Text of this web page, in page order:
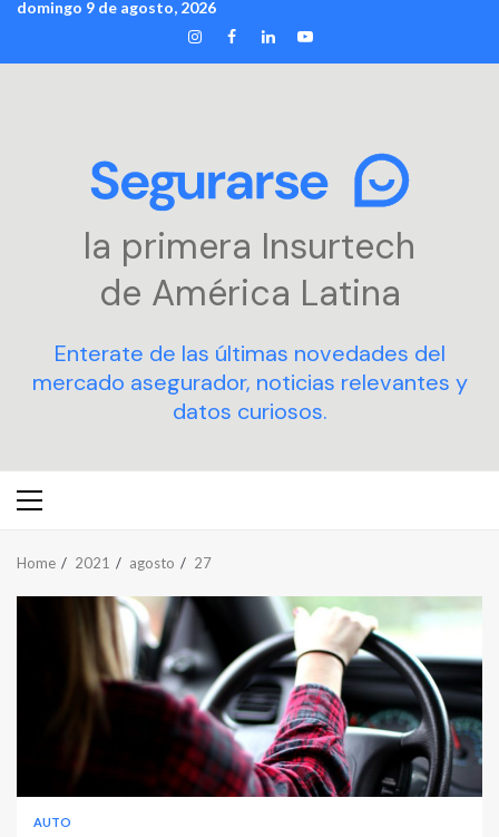
Skip
content
domingo 9 de agosto, 2026
INSTAGRAM
FACEBOOK
LINKEDIN
YOUTUBE
la primera Insurtech
de América Latina
Enterate de las últimas novedades del
mercado asegurador, noticias relevantes y
datos curiosos.
Primary
Home 2021 agosto 27
AUTO